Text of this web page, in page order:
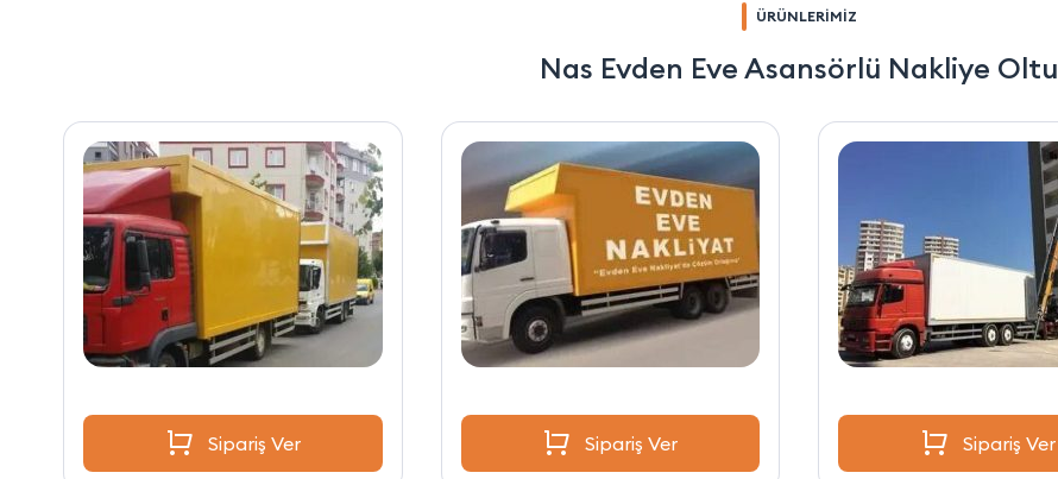
ÜRÜNLERİMİZ
Nas Evden Eve Asansörlü Nakliye Oltu
Sipariş Ver Sipariş Ver Sipariş Ver